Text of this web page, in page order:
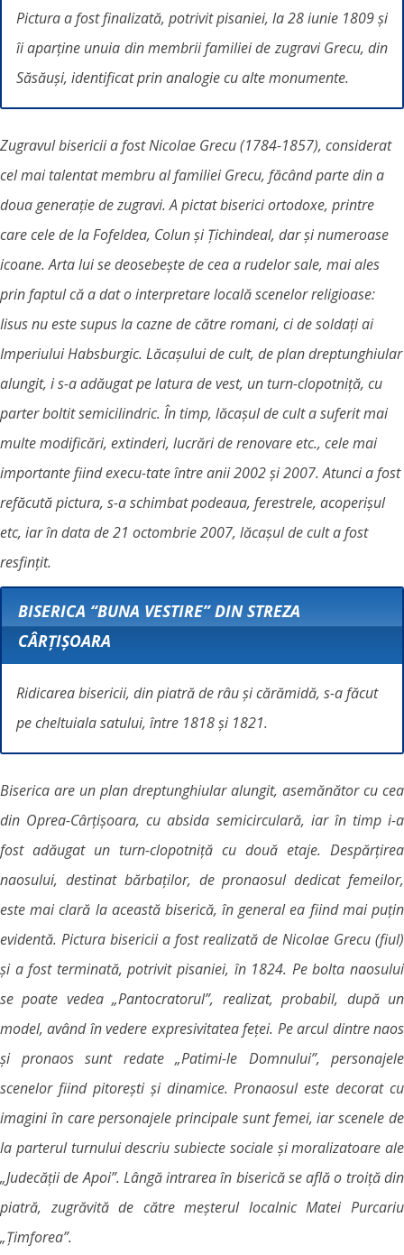
Pictura a fost finalizată, potrivit pisaniei, la 28 iunie 1809 și
îi aparține unuia din membrii familiei de zugravi Grecu, din
Săsăuși, identificat prin analogie cu alte monumente.
Zugravul bisericii a fost Nicolae Grecu (1784-1857), considerat
cel mai talentat membru al familiei Grecu, făcând parte din a
doua generație de zugravi. A pictat biserici ortodoxe, printre
care cele de la Fofeldea, Colun și Țichindeal, dar și numeroase
icoane. Arta lui se deosebește de cea a rudelor sale, mai ales
prin faptul că a dat o interpretare locală scenelor religioase:
Iisus nu este supus la cazne de către romani, ci de soldați ai
Imperiului Habsburgic. Lăcașului de cult, de plan dreptunghiular
alungit, i s-a adăugat pe latura de vest, un turn-clopotniță, cu
parter boltit semicilindric. În timp, lăcaşul de cult a suferit mai
multe modificări, extinderi, lucrări de renovare etc., cele mai
importante fiind execu-tate între anii 2002 şi 2007. Atunci a fost
refăcută pictura, s-a schimbat podeaua, ferestrele, acoperişul
etc, iar în data de 21 octombrie 2007, lăcaşul de cult a fost
resfinţit.
BISERICA “BUNA VESTIRE” DIN STREZA
CÂRȚIȘOARA
Ridicarea bisericii, din piatră de râu și cărămidă, s-a făcut
pe cheltuiala satului, între 1818 și 1821.
Biserica are un plan dreptunghiular alungit, asemănător cu cea
din Oprea-Cârţişoara, cu absida semicirculară, iar în timp i-a
fost adăugat un turn-clopotniță cu două etaje. Despărțirea
naosului, destinat bărbaților, de pronaosul dedicat femeilor,
este mai clară la această biserică, în general ea fiind mai puțin
evidentă. Pictura bisericii a fost realizată de Nicolae Grecu (fiul)
și a fost terminată, potrivit pisaniei, în 1824. Pe bolta naosului
se poate vedea „Pantocratorul”, realizat, probabil, după un
model, având în vedere expresivitatea feței. Pe arcul dintre naos
și pronaos sunt redate „Patimi-le Domnului”, personajele
scenelor fiind pitorești și dinamice. Pronaosul este decorat cu
imagini în care personajele principale sunt femei, iar scenele de
la parterul turnului descriu subiecte sociale și moralizatoare ale
„Judecății de Apoi”. Lângă intrarea în biserică se află o troiță din
piatră, zugrăvită de către meșterul localnic Matei Purcariu
„Țimforea”.